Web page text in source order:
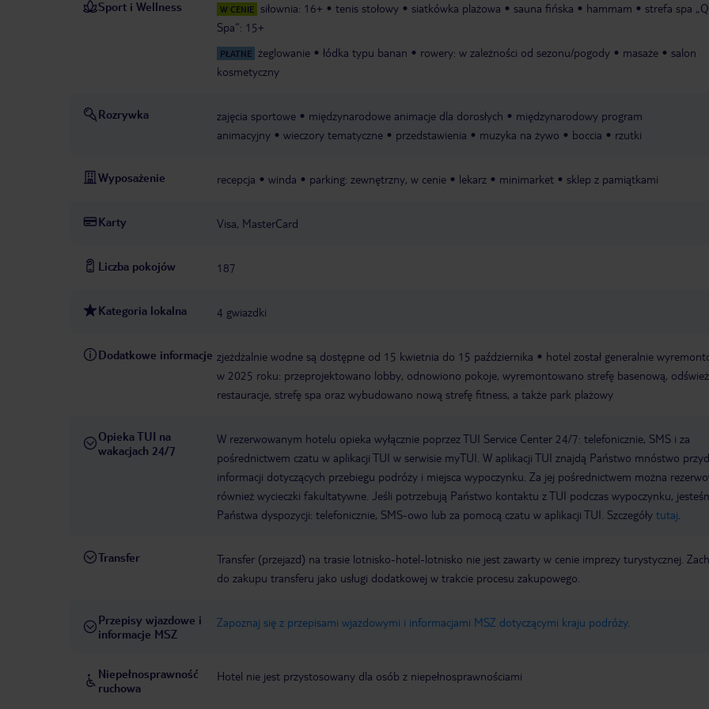
Sport i Wellness W CENIE siłownia: 16+ tenis stołowy siatkówka plażowa sauna fińska hammam
strefa spa
Spa“: 15+
PŁATNE żeglowanie łódka typu banan rowery: w zależności od sezonu/pogody masaże
salon
kosmetyczny
Rozrywka zajęcia sportowe międzynarodowe animacje dla dorosłych
międzynarodowy program
animacyjny
wieczory tematyczne przedstawienia muzyka na żywo boccia rzutki
Wyposażenie recepcja winda parking: zewnętrzny, w cenie lekarz minimarket sklep z pamiątkami
Karty Visa, MasterCard
Liczba pokojów 187
Kategoria lokalna 4 gwiazdki
Dodatkowe informacje zjeżdżalnie wodne są dostępne od 15 kwietnia do 15 października
hotel został generalnie
w 2025 roku: przeprojektowano lobby, odnowiono pokoje, wyremontowano strefę basenową,
restauracje, strefę spa oraz wybudowano nową strefę fitness, a także park plażowy
Opieka TUI na
wakacjach 24/7
W rezerwowanym hotelu opieka wyłącznie poprzez TUI Service Center 24/7: telefonicznie, SMS i za
pośrednictwem czatu w aplikacji TUI w serwisie myTUI. W aplikacji TUI znajdą Państwo mnóstwo
informacji dotyczących przebiegu podróży i miejsca wypoczynku. Za jej pośrednictwem można
również wycieczki fakultatywne. Jeśli potrzebują Państwo kontaktu z TUI podczas wypoczynku,
Państwa dyspozycji: telefonicznie, SMS-owo lub za pomocą czatu w aplikacji TUI. Szczegóły tutaj
Transfer
Transfer (przejazd) na trasie lotnisko-hotel-lotnisko nie jest zawarty w cenie imprezy turystycznej.
do zakupu transferu jako usługi dodatkowej w trakcie procesu zakupowego.
Przepisy wjazdowe i
informacje MSZ
Zapoznaj się z przepisami wjazdowymi i informacjami MSZ dotyczącymi kraju podróży.
Niepełnosprawność
ruchowa
Hotel nie jest przystosowany dla osób z niepełnosprawnościami